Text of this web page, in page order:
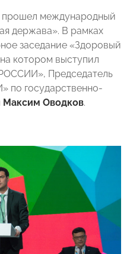
прошел международный
держава». В рамках
заседание «Здоровый
котором выступил
Председатель
государственно-
Максим Оводков.